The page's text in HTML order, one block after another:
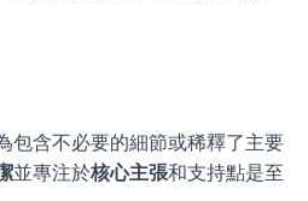
包含不必要的細節或稀釋了主要
並專注於核心主張和支持點是至